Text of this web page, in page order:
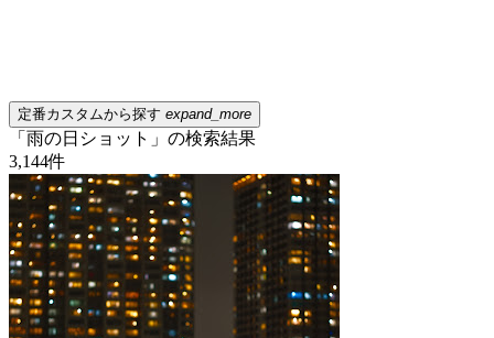
定番カスタムから探す expand_more
「雨の日ショット」の検索結果
3,144件